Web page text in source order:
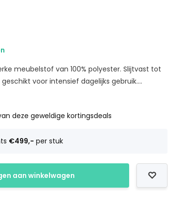
meubelstof van 100% polyester. Slijtvast tot
voor intensief dagelijks gebruik....
deze geweldige kortingsdeals
€499,- per stuk
aan winkelwagen